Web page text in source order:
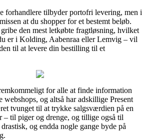
forhandlere tilbyder portofri levering, men i
at du shopper for et bestemt beløb.
den mest letkøbte fragtløsning, hvilket
er i Kolding, Aabenraa eller Lemvig – vil
til at levere din bestilling til et
for alle at finde information
webshops, og altså har adskillige Present
tvunget til at trykke salgsværdien på en
– til piger og drenge, og tillige også til
og endda nogle gange byde på